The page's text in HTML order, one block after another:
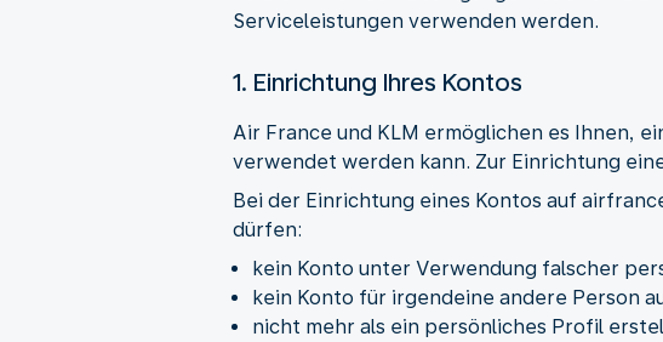
Serviceleistungen verwenden werden.
1. Einrichtung Ihres Kontos
Air France und KLM ermöglichen es Ihnen,
verwendet werden kann. Zur Einrichtung
Bei der Einrichtung eines Kontos auf
dürfen:
kein Konto unter Verwendung falscher
kein Konto für irgendeine andere Person
nicht mehr als ein persönliches Profil